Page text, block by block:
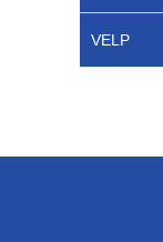
VELP